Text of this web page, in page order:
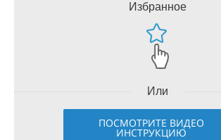
Избранное
Или
ПОСМОТРИТЕ ВИДЕО
ИНСТРУКЦИЮ